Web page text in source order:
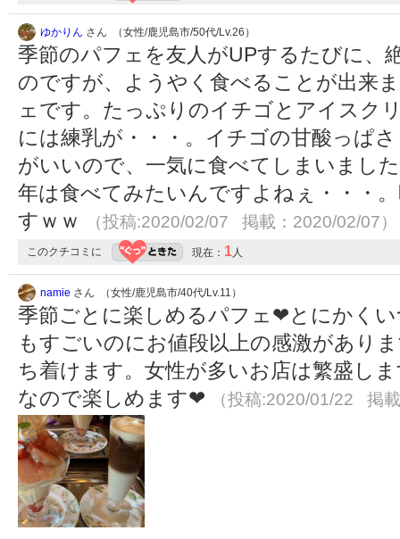
ゆかりん さん （女性/鹿児島市/50代/Lv.26）
季節のパフェを友人がUPするたびに、
のですが、ようやく食べることが出来
ェです。たっぷりのイチゴとアイスク
には練乳が・・・。イチゴの甘酸っぱ
がいいので、一気に食べてしまいまし
年は食べてみたいんですよねぇ・・・
すｗｗ
（投稿:2020/02/07 掲載：2020/02/07）
このクチコミに 現在： 1人
namie さん （女性/鹿児島市/40代/Lv.11）
季節ごとに楽しめるパフェ❤とにかく
もすごいのにお値段以上の感激があり
ち着けます。女性が多いお店は繁盛し
なので楽しめます❤
（投稿:2020/01/22 掲